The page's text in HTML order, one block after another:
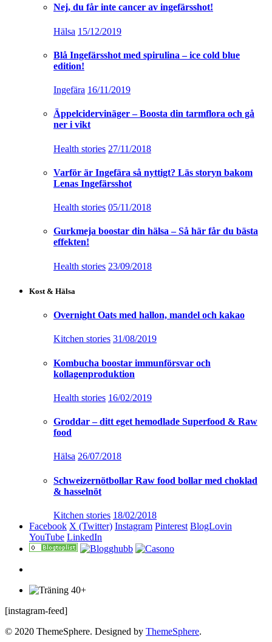
Nej, du får inte cancer av ingefärsshot!
Hälsa 15/12/2019
Blå Ingefärsshot med spirulina – ice cold blue
edition!
Ingefära 16/11/2019
Äppelcidervinäger – Boosta din tarmflora och gå
ner i vikt
Health stories 27/11/2018
Varför är Ingefära så nyttigt? Läs storyn bakom
Lenas Ingefärsshot
Health stories 05/11/2018
Gurkmeja boostar din hälsa – Så här får du bästa
effekten!
Health stories 23/09/2018
Kost & Hälsa
Overnight Oats med hallon, mandel och kakao
Kitchen stories 31/08/2019
Kombucha boostar immunförsvar och
kollagenproduktion
Health stories 16/02/2019
Groddar – ditt eget hemodlade Superfood & Raw
food
Hälsa 26/07/2018
Schweizernötbollar Raw food bollar med choklad
& hasselnöt
Kitchen stories 18/02/2018
Facebook X (Twitter) Instagram Pinterest BlogLovin
YouTube LinkedIn
[instagram-feed]
© 2020 ThemeSphere. Designed by ThemeSphere.